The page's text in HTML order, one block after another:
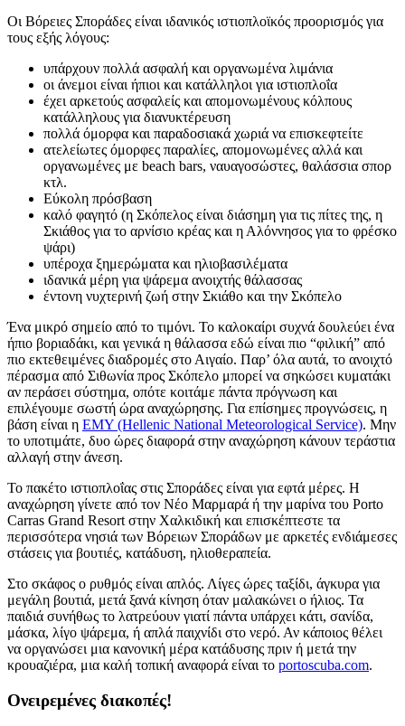
Οι Βόρειες Σποράδες είναι ιδανικός ιστιοπλοϊκός προορισμός για
τους εξής λόγους:
υπάρχουν πολλά ασφαλή και οργανωμένα λιμάνια
οι άνεμοι είναι ήπιοι και κατάλληλοι για ιστιοπλοΐα
έχει αρκετούς ασφαλείς και απομονωμένους κόλπους
κατάλληλους για διανυκτέρευση
πολλά όμορφα και παραδοσιακά χωριά να επισκεφτείτε
ατελείωτες όμορφες παραλίες, απομονωμένες αλλά και
οργανωμένες με beach bars, ναυαγοσώστες, θαλάσσια σπορ
κτλ.
Εύκολη πρόσβαση
καλό φαγητό (η Σκόπελος είναι διάσημη για τις πίτες της, η
Σκιάθος για το αρνίσιο κρέας και η Αλόννησος για το φρέσκο
ψάρι)
υπέροχα ξημερώματα και ηλιοβασιλέματα
ιδανικά μέρη για ψάρεμα ανοιχτής θάλασσας
έντονη νυχτερινή ζωή στην Σκιάθο και την Σκόπελο
Ένα μικρό σημείο από το τιμόνι. Το καλοκαίρι συχνά δουλεύει ένα
ήπιο βοριαδάκι, και γενικά η θάλασσα εδώ είναι πιο “φιλική” από
πιο εκτεθειμένες διαδρομές στο Αιγαίο. Παρ’ όλα αυτά, το ανοιχτό
πέρασμα από Σιθωνία προς Σκόπελο μπορεί να σηκώσει κυματάκι
αν περάσει σύστημα, οπότε κοιτάμε πάντα πρόγνωση και
επιλέγουμε σωστή ώρα αναχώρησης. Για επίσημες προγνώσεις, η
βάση είναι η ΕΜΥ (Hellenic National Meteorological Service). Μην
το υποτιμάτε, δυο ώρες διαφορά στην αναχώρηση κάνουν τεράστια
αλλαγή στην άνεση.
Το πακέτο ιστιοπλοΐας στις Σποράδες είναι για εφτά μέρες. Η
αναχώρηση γίνετε από τον Νέο Μαρμαρά ή την μαρίνα του Porto
Carras Grand Resort στην Χαλκιδική και επισκέπτεστε τα
περισσότερα νησιά των Βόρειων Σποράδων με αρκετές ενδιάμεσες
στάσεις για βουτιές, κατάδυση, ηλιοθεραπεία.
Στο σκάφος ο ρυθμός είναι απλός. Λίγες ώρες ταξίδι, άγκυρα για
μεγάλη βουτιά, μετά ξανά κίνηση όταν μαλακώνει ο ήλιος. Τα
παιδιά συνήθως το λατρεύουν γιατί πάντα υπάρχει κάτι, σανίδα,
μάσκα, λίγο ψάρεμα, ή απλά παιχνίδι στο νερό. Αν κάποιος θέλει
να οργανώσει μια κανονική μέρα κατάδυσης πριν ή μετά την
κρουαζιέρα, μια καλή τοπική αναφορά είναι το portoscuba.com.
Ονειρεμένες διακοπές!